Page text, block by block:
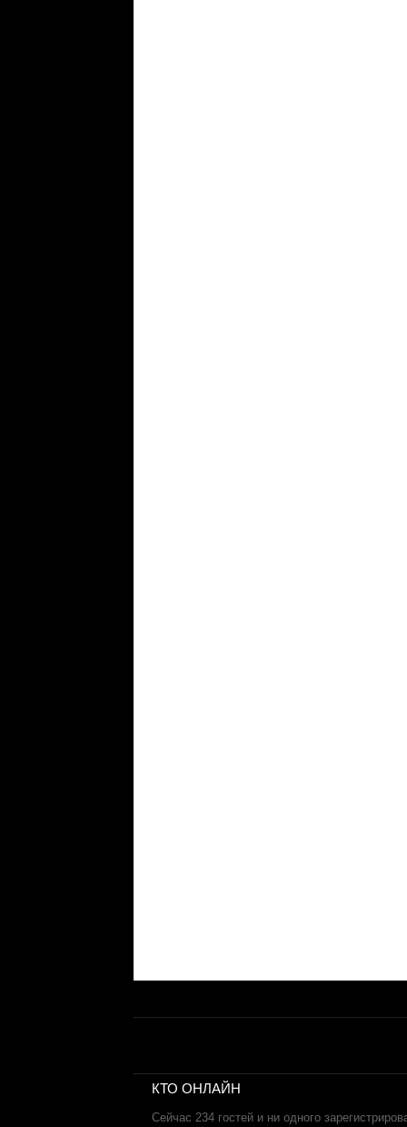
КТО ОНЛАЙН
Сейчас 234 гостей и ни одного